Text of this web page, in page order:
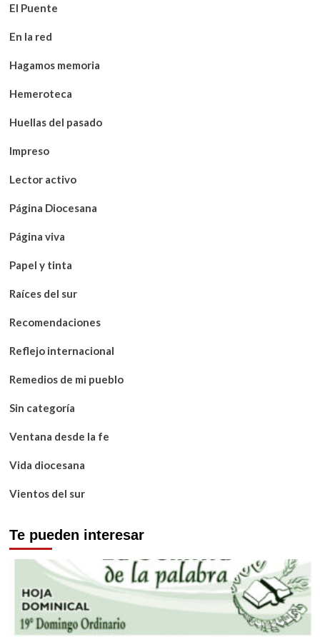
El Puente
En la red
Hagamos memoria
Hemeroteca
Huellas del pasado
Impreso
Lector activo
Página Diocesana
Página viva
Papel y tinta
Raíces del sur
Recomendaciones
Reflejo internacional
Remedios de mi pueblo
Sin categoría
Ventana desde la fe
Vida diocesana
Vientos del sur
Te pueden interesar